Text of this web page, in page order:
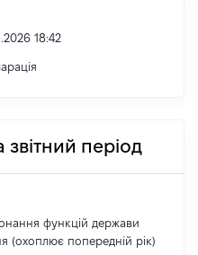
18:42
звітний період
функцій держави
(охоплює попередній рік)